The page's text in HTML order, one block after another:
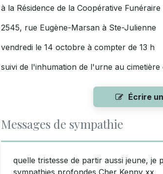
à la Résidence de la Coopérative
2545, rue Eugène-Marsan à Ste-Julienne
vendredi le 14 octobre à compter de 13 h
suivi de l'inhumation de l'urne au cimetière
Écrire
Messages de sympathie
quelle tristesse de partir aussi jeune, je
sympathies profondes Cher Kenny xx